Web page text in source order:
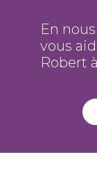
En
vous
Robert